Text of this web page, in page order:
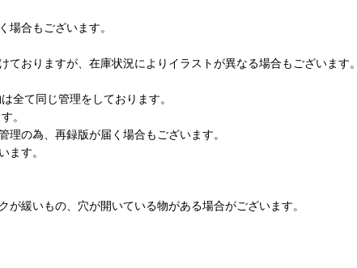
合もございます。
おりますが、在庫状況によりイラストが異なる場合もございます。
全て同じ管理をしております。
。
の為、再録版が届く場合もございます。
ます。
緩いもの、穴が開いている物がある場合がございます。